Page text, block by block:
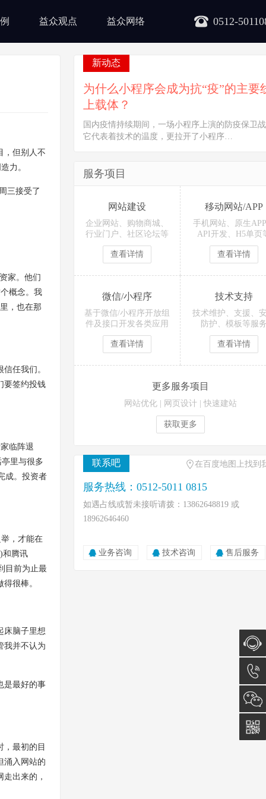
0512-
益众观点 益众网络
，但别人不
力。
三接受了
家。他们
概念。我
，也在那
任我们。
要签约投钱
临阵退
里与很多
成。投资者
，才能在
和腾讯
目前为止最
很棒。
床脑子里想
我并不认为
是最好的事
最初的目
涌入网站的
出来的，
新动态
为什么小程序会成为抗“疫”的主要
上载体？
国内疫情持续期间，一场小程序上演的防疫保卫
它代表着技术的温度，更拉开了小程序…
服务项目
网站建设
企业网站、购物商城、
行业门户、社区论坛等
查看详情
移动网站/APP
手机网站、原生
API开发、H5单页
查看详情
微信/小程序
基于微信/小程序开放组
件及接口开发各类应用
查看详情
技术支持
技术维护、支援、
防护、模板等服
查看详情
更多服务项目
网站优化 网页设计 快速建站
获取更多
联系吧 在百度地图上找到
服务热线：0512-5011 0815
如遇占线或暂未接听请拨：13862648819 或
18962646460
业务咨询 技术咨询 售后服务
在线咨
询
0512-
5011